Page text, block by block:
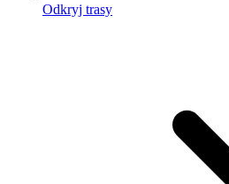
Odkryj trasy